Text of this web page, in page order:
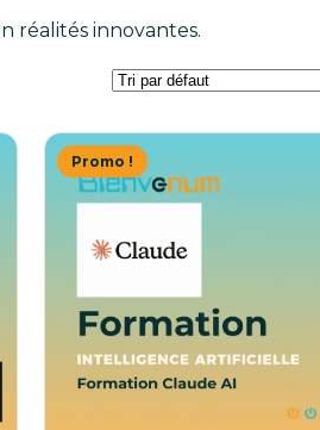
réalités innovantes.
Promo !